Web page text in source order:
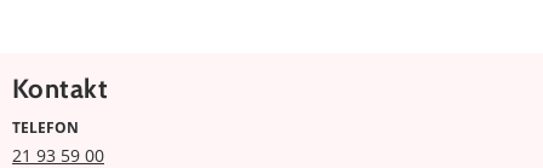
Kontakt
TELEFON
21 93 59 00